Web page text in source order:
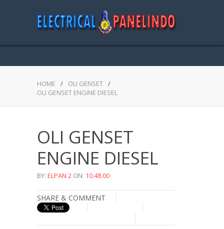
HOME / OLI GENSET /
OLI GENSET ENGINE DIESEL
OLI GENSET
ENGINE DIESEL
BY: ELPAN 2 ON: 10.48.00
SHARE & COMMENT